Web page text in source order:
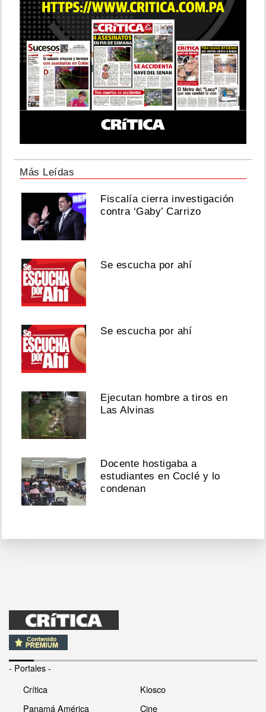
Más Leídas
Fiscalía cierra investigación
contra ‘Gaby’ Carrizo
Se escucha por ahí
Se escucha por ahí
Ejecutan hombre a tiros en
Las Alvinas
Docente hostigaba a
estudiantes en Coclé y lo
condenan
- Portales -
Crítica
Panamá América
Kiosco
Cine